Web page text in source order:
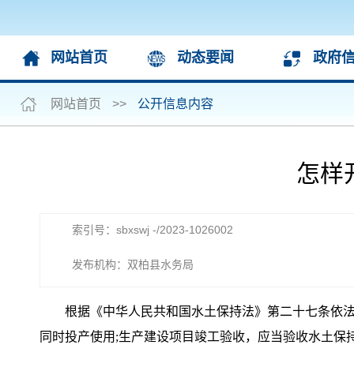
网站首页 动态要闻 政府
网站首页 >> 公开信息内容
怎样
索引号：sbxswj -/2023-1026002
发布机构：双柏县水务局
根据《中华人民共和国水土保持法》第二十七条依
同时投产使用;生产建设项目竣工验收，应当验收水土